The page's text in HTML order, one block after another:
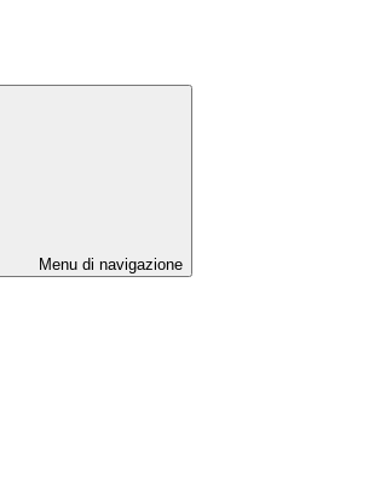
Menu di navigazione